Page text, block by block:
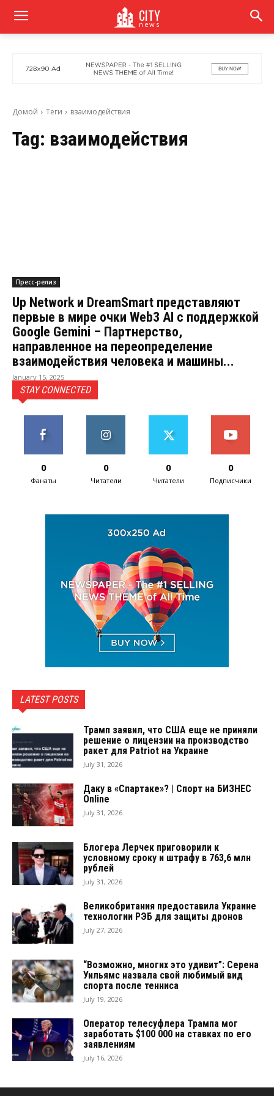
CITY
news
Домой Теги взаимодействия
Tag: взаимодействия
Пресс-релиз
Up Network и DreamSmart представляют
первые в мире очки Web3 AI с поддержкой
Google Gemini – Партнерство,
направленное на переопределение
взаимодействия человека и машины...
January 15, 2025
STAY CONNECTED
0
Фанаты
0
Читатели
0
Читатели
0
Подписчики
LATEST POSTS
Трамп заявил, что США еще не приняли
решение о лицензии на производство
ракет для Patriot на Украине
July 31, 2026
Даку в «Спартаке»? | Спорт на БИЗНЕС
Online
July 31, 2026
Блогера Лерчек приговорили к
условному сроку и штрафу в 763,6 млн
рублей
July 31, 2026
Великобритания предоставила Украине
технологии РЭБ для защиты дронов
July 27, 2026
“Возможно, многих это удивит”: Серена
Уильямс назвала свой любимый вид
спорта после тенниса
July 19, 2026
Оператор телесуфлера Трампа мог
заработать $100 000 на ставках по его
заявлениям
July 16, 2026